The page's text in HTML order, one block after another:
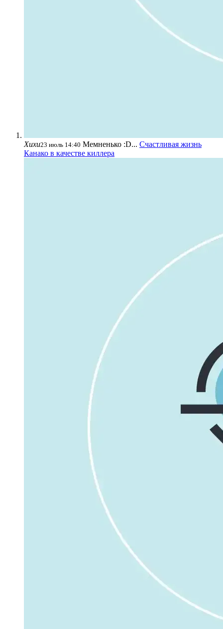
Хихи23 июль 14:40 Мемненько :D... Счастливая жизнь
Канако в качестве киллера